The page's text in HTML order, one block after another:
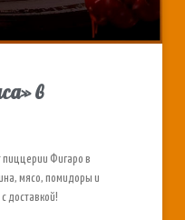
в
пиццерии Фигаро в
мясо, помидоры и
доставкой!